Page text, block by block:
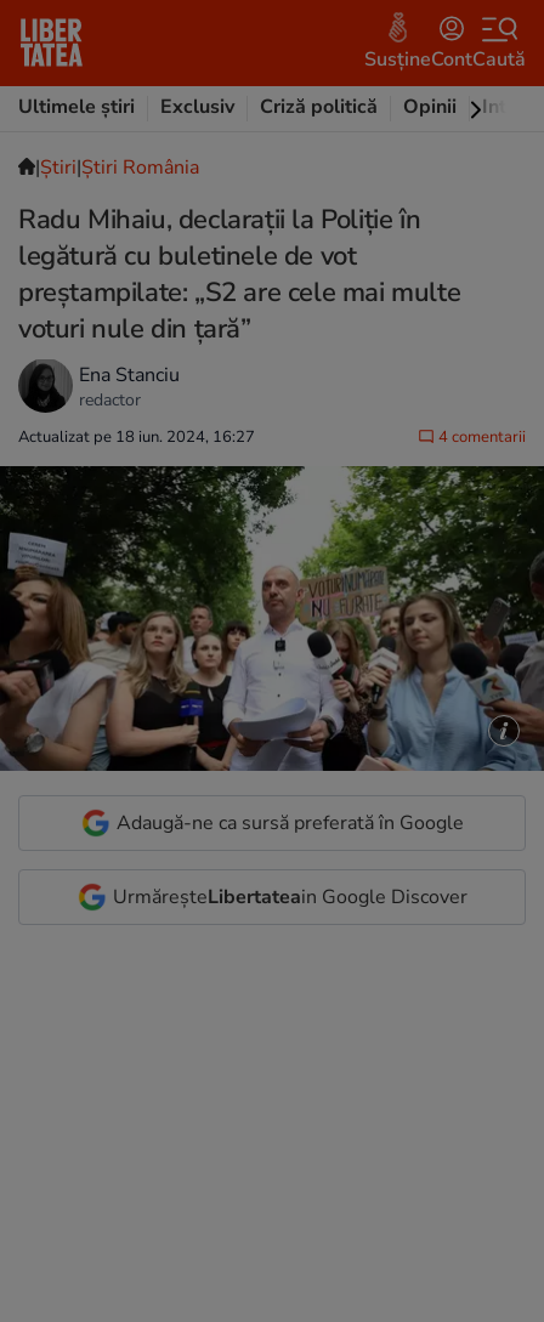
SusțineContCaută
Ultimele știri
Exclusiv Criză politică Opinii
|Ştiri|Știri România
Radu Mihaiu, declarații la Poliție în
legătură cu buletinele de vot
preștampilate: „S2 are cele mai multe
voturi nule din țară”
Ena Stanciu
redactor
Actualizat pe 18 iun. 2024, 16:27 4 comentarii
Adaugă-ne ca sursă preferată în Google
UrmăreșteLibertateain Google Discover